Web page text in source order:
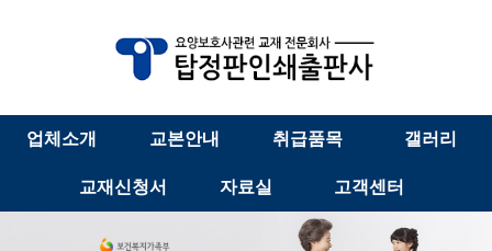
업체소개 교본안내 취급품목 갤러리
교재신청서 자료실 고객센터